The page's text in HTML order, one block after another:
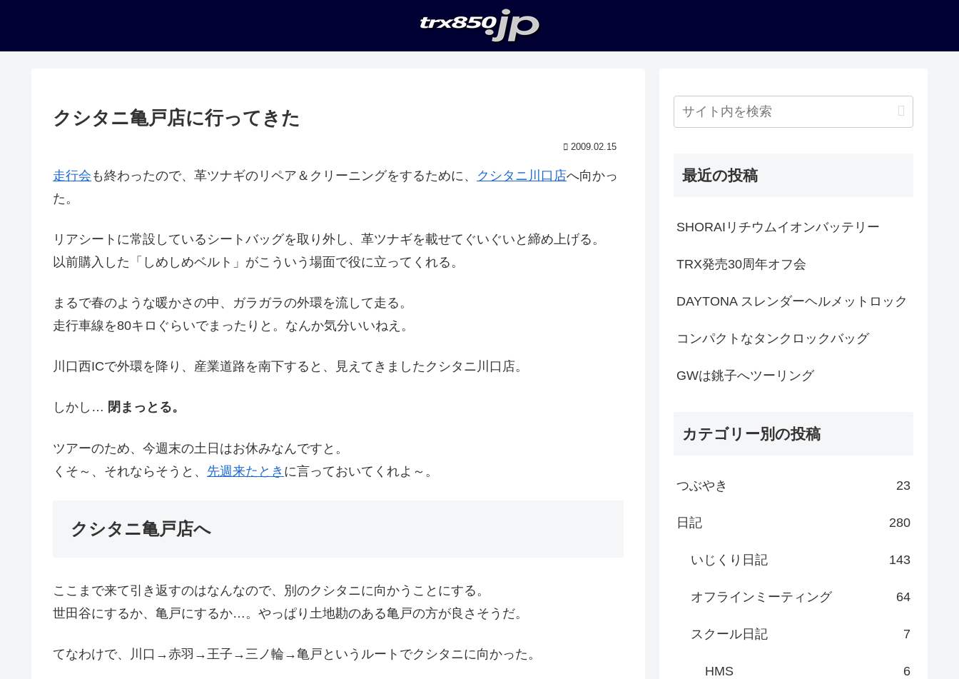
クシタニ亀戸店に行ってきた
2009.02.15
走行会 も終わったので、革ツナギのリペア＆クリーニングをするために、 クシタニ川口店へ向かっ
た。
リアシートに常設しているシートバッグを取り外し、革ツナギを載せてぐいぐいと締め上げる。
以前購入した「しめしめベルト」がこういう場面で役に立ってくれる。
まるで春のような暖かさの中、ガラガラの外環を流して走る。
走行車線を80キロぐらいでまったりと。なんか気分いいねえ。
川口西ICで外環を降り、産業道路を南下すると、見えてきましたクシタニ川口店。
しかし… 閉まっとる。
ツアーのため、今週末の土日はお休みなんですと。
くそ～、それならそうと、 先週来たとき に言っておいてくれよ～。
クシタニ亀戸店へ
ここまで来て引き返すのはなんなので、別のクシタニに向かうことにする。
世田谷にするか、亀戸にするか…。やっぱり土地勘のある亀戸の方が良さそうだ。
てなわけで、川口→赤羽→王子→三ノ輪→亀戸というルートでクシタニに向かった。
最近の投稿
SHORAIリチウムイオンバッテリー
TRX発売30周年オフ会
DAYTONA スレンダーヘルメットロック
コンパクトなタンクロックバッグ
GWは銚子へツーリング
カテゴリー別の投稿
つぶやき 23
日記 280
いじくり日記 143
オフラインミーティング 64
スクール日記 7
HMS 6